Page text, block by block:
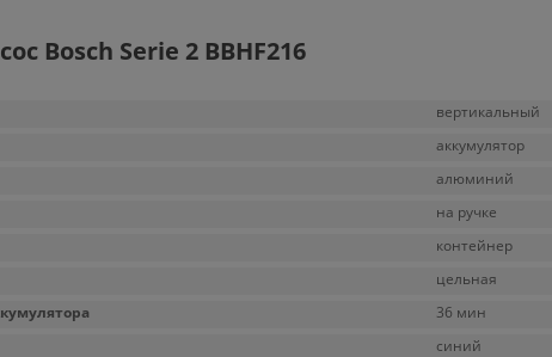
Bosch Serie 2 BBHF216
вертикальный
аккумулятор
алюминий
на ручке
контейнер
цельная
36 мин
синий